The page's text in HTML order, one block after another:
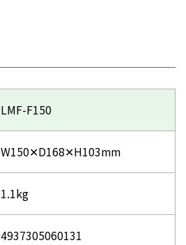
LMF-F150
W150✕D168✕H103mm
1.1kg
4937305060131